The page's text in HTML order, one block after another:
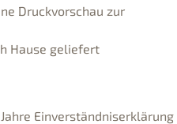
Druckvorschau zur
Hause geliefert
Einverständniserklärung